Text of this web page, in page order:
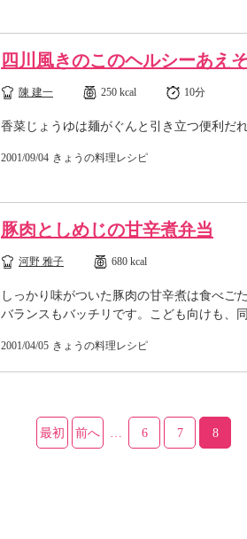
四川風きのこのヘルシーあえ
陳 建一 250 kcal 10分
香菜じょうゆは麺がぐんと引き立つ便利だれ
2001/09/04 きょうの料理レシピ
豚肉としめじの甘辛煮弁当
河野 雅子 680 kcal
しっかり味がついた豚肉の甘辛煮は食べご
バランスもバッチリです。こども向けも、
2001/04/05 きょうの料理レシピ
最初 前へ … 6 7 8